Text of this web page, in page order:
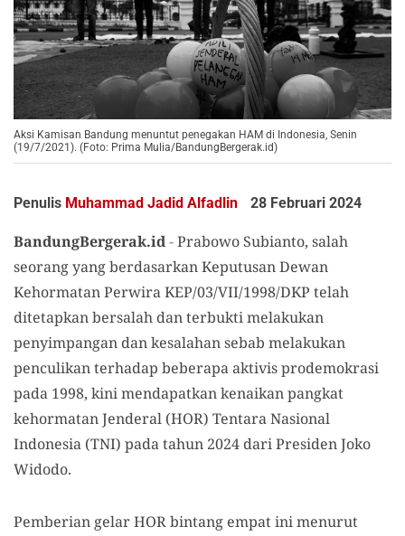
Aksi Kamisan Bandung menuntut penegakan HAM di Indonesia, Senin
(19/7/2021). (Foto: Prima Mulia/BandungBergerak.id)
Penulis Muhammad Jadid Alfadlin 28 Februari 2024
BandungBergerak.id-Prabowo Subianto, salah
seorang yang berdasarkan Keputusan Dewan
Kehormatan Perwira KEP/03/VII/1998/DKP telah
ditetapkan bersalah dan terbukti melakukan
penyimpangan dan kesalahan sebab melakukan
penculikan terhadap beberapa aktivis prodemokrasi
pada 1998, kini mendapatkan kenaikan pangkat
kehormatan Jenderal (HOR) Tentara Nasional
Indonesia (TNI) pada tahun 2024 dari Presiden Joko
Widodo.
Pemberian gelar HOR bintang empat ini menurut